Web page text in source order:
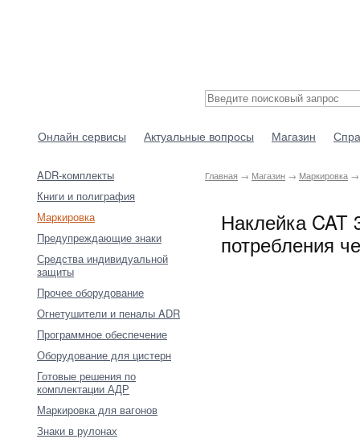
Онлайн сервисы Актуальные вопросы Магазин
ADR-комплекты
Книги и полиграфия
Маркировка
Предупреждающие знаки
Средства индивидуальной
защиты
Прочее оборудование
Огнетушители и пеналы ADR
Программное обеспечение
Оборудование для цистерн
Готовые решения по
комплектации АДР
Маркировка для вагонов
Знаки в рулонах
Главная → Магазин → Маркировка →
Наклейка CAT
потребления